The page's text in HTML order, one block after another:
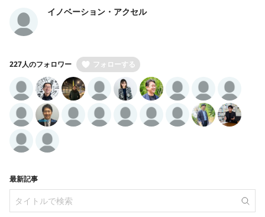
イノベーション・アクセル
227人のフォロワー フォローする
最新記事